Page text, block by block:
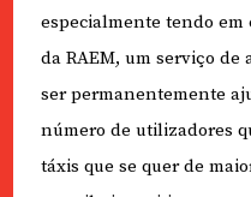
especialmente tendo
da RAEM, um serviço de
ser permanentemente
número de utilizadores
táxis que se quer de